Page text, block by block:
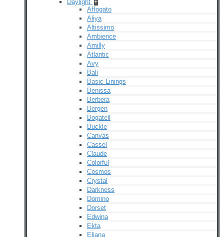
Daylight +
Affogato
Aliya
Altissimo
Ambience
Amilly
Atlantic
Avy
Bali
Basic Linings
Benissa
Berbera
Bergen
Bogatell
Buckle
Canvas
Cassel
Claude
Colorful
Cosmos
Crystal
Darkness
Domino
Dorset
Edwina
Ekta
Eliana